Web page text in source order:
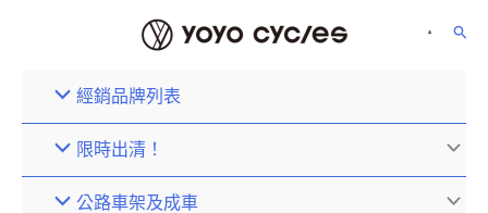
經銷品牌列表
限時出清！
公路車架及成車